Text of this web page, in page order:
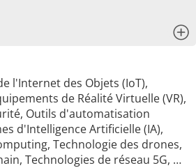
l'Internet des Objets (IoT),
de Réalité Virtuelle (VR),
Outils d'automatisation
d'Intelligence Artificielle (IA),
Technologie des drones,
Technologies de réseau 5G, …